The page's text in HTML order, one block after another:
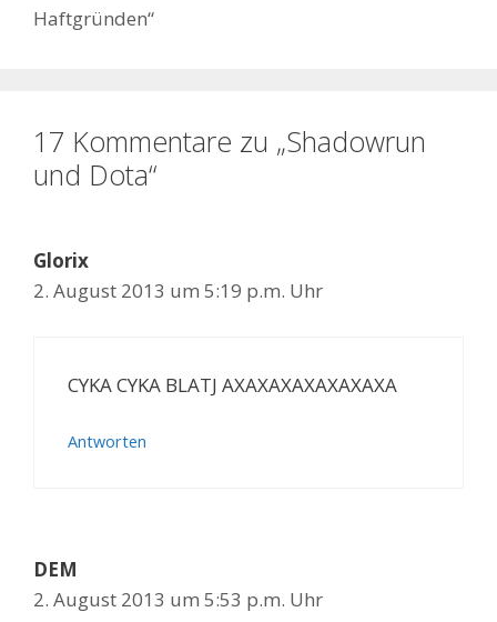
Haftgründen“
17 Kommentare zu „Shadowrun
und Dota“
Glorix
2. August 2013 um 5:19 p.m. Uhr
CYKA CYKA BLATJ AXAXAXAXAXAXAXA
Antworten
DEM
2. August 2013 um 5:53 p.m. Uhr